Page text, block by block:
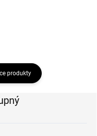
produkty